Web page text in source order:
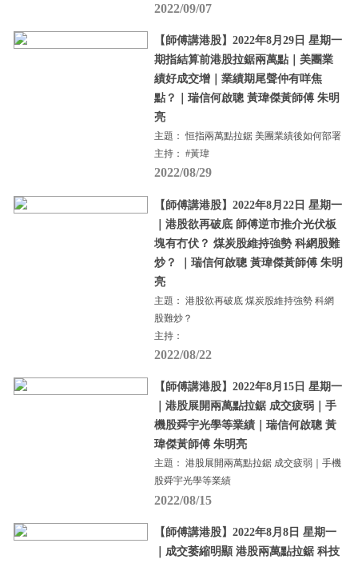
2022/09/07
【師傅講港股】2022年8月29日 星期一
期指結算前港股拉鋸兩萬點｜美團業
績好成交增｜業績期尾聲仲有咩焦
點？｜瑞信何啟聰 黃瑋傑黃師傅 朱明
亮
主題： 恒指兩萬點拉鋸 美團業績後如何部署
主持： #黃瑋
2022/08/29
【師傅講港股】2022年8月22日 星期一
｜港股欲再破底 師傅逆市推介光伏板
塊有冇伏？ 煤炭股維持強勢 科網股難
炒？ ｜瑞信何啟聰 黃瑋傑黃師傅 朱明
亮
主題： 港股欲再破底 煤炭股維持強勢 科網
股難炒？
主持：
2022/08/22
【師傅講港股】2022年8月15日 星期一
｜港股展開兩萬點拉鋸 成交疲弱｜手
機股舜宇光學等業績｜瑞信何啟聰 黃
瑋傑黃師傅 朱明亮
主題： 港股展開兩萬點拉鋸 成交疲弱｜手機
股舜宇光學等業績
2022/08/15
【師傅講港股】2022年8月8日 星期一
｜成交萎縮明顯 港股兩萬點拉鋸 科技